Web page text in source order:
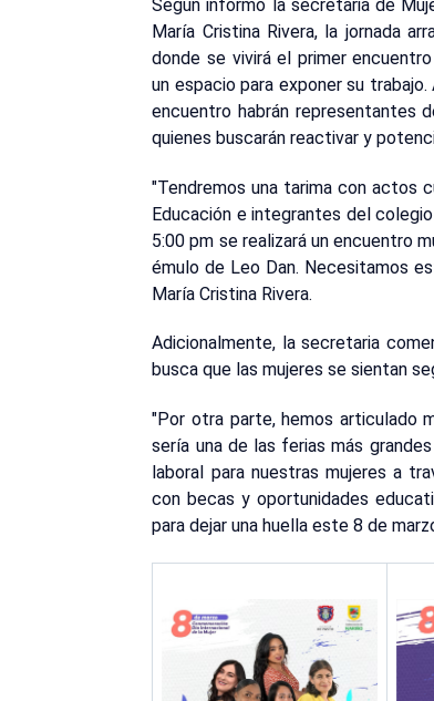
Según informó la secretaria de
María Cristina Rivera, la jornada
donde se vivirá el primer
un espacio para exponer su
encuentro habrán representantes
quienes buscarán reactivar y
"Tendremos una tarima con actos
Educación e integrantes del
5:00 pm se realizará un encuentro
émulo de Leo Dan. Necesitamos
María Cristina Rivera.
Adicionalmente, la secretaria
busca que las mujeres se sientan
"Por otra parte, hemos articulado
sería una de las ferias más
laboral para nuestras mujeres a
con becas y oportunidades
para dejar una huella este 8 de